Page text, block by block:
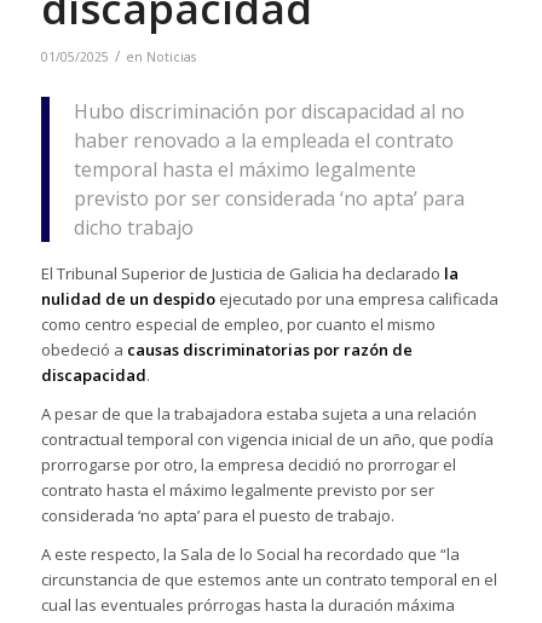
01/05/2025 / en Noticias
Hubo discriminación por discapacidad al no
haber renovado a la empleada el contrato
temporal hasta el máximo legalmente
previsto por ser considerada ‘no apta’ para
dicho trabajo
El Tribunal Superior de Justicia de Galicia ha declarado la
nulidad de un despidoejecutado por una empresa calificada
como centro especial de empleo, por cuanto el mismo
obedeció a causas discriminatorias por razón de
discapacidad.
A pesar de que la trabajadora estaba sujeta a una relación
contractual temporal con vigencia inicial de un año, que podía
prorrogarse por otro, la empresa decidió no prorrogar el
contrato hasta el máximo legalmente previsto por ser
considerada ‘no apta’ para el puesto de trabajo.
A este respecto, la Sala de lo Social ha recordado que “la
circunstancia de que estemos ante un contrato temporal en el
cual las eventuales prórrogas hasta la duración máxima